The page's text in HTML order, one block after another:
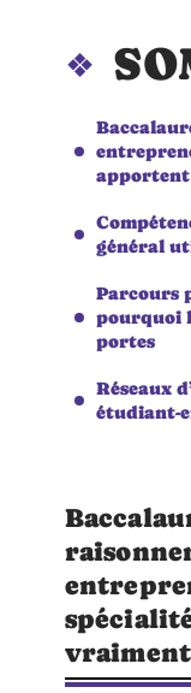
général
Parcours
pourquoi
portes
Réseaux
étudiant-
vraiment